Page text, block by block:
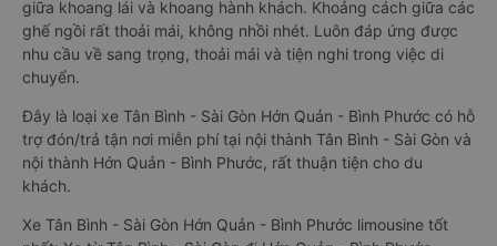
giữa khoang lái và khoang hành khách. Khoảng cách giữa các
ghế ngồi rất thoải mái, không nhồi nhét. Luôn đáp ứng được
nhu cầu về sang trọng, thoải mái và tiện nghi trong việc di
chuyển.
Đây là loại xe Tân Bình - Sài Gòn Hớn Quản - Bình Phước có hỗ
trợ đón/trả tận nơi miễn phí tại nội thành Tân Bình - Sài Gòn và
nội thành Hớn Quản - Bình Phước, rất thuận tiện cho du
khách.
Xe Tân Bình - Sài Gòn Hớn Quản - Bình Phước limousine tốt